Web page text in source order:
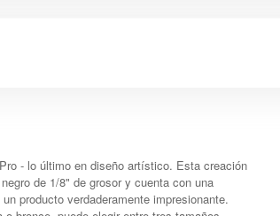
- lo último en diseño artístico. Esta creación
de 1/8" de grosor y cuenta con una
producto verdaderamente impresionante.